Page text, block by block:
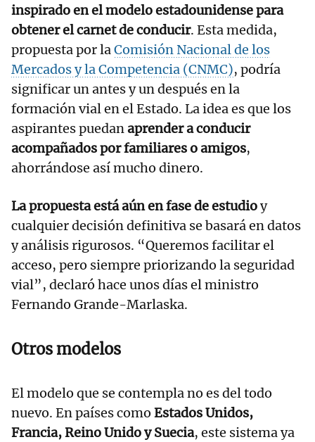
inspirado en el modelo estadounidense para
obtener el carnet de conducir. Esta medida,
propuesta por laComisión Nacional de los
Mercados y la Competencia (CNMC), podría
significar un antes y un después en la
formación vial en el Estado. La idea es que los
aspirantes puedanaprender a conducir
acompañados por familiares o amigos,
ahorrándose así mucho dinero.
La propuesta está aún en fase de estudioy
cualquier decisión definitiva se basará en datos
y análisis rigurosos. “Queremos facilitar el
acceso, pero siempre priorizando la seguridad
vial”, declaró hace unos días el ministro
Fernando Grande-Marlaska.
Otros modelos
El modelo que se contempla no es del todo
nuevo. En países como Estados Unidos,
Francia, Reino Unido y Suecia, este sistema ya